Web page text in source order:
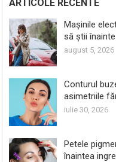
ARTICOLE RECENTE
Mașinile
să știi
august 5, 2026
Conturul
asimetriile
iulie 30, 2026
Petele
înaintea